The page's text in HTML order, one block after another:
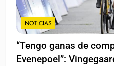
NOTICIAS
“Tengo ganas de
Evenepoel”: